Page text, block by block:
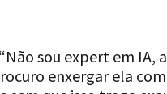
sou expert em IA,
enxergar ela